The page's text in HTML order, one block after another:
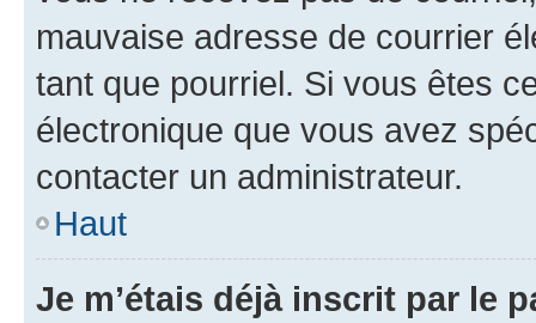
mauvaise adresse de courrier
tant que pourriel. Si vous êtes
électronique que vous avez
contacter un administrateur.
Haut
Je m’étais déjà inscrit par le